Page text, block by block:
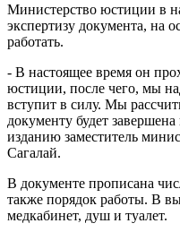
Министерство юстиции в
экспертизу документа, на
работать.
- В настоящее время он
юстиции, после чего, мы
вступит в силу. Мы
документу будет завершена
изданию заместитель
Сагалай.
В документе прописана
также порядок работы. В
медкабинет, душ и туалет.